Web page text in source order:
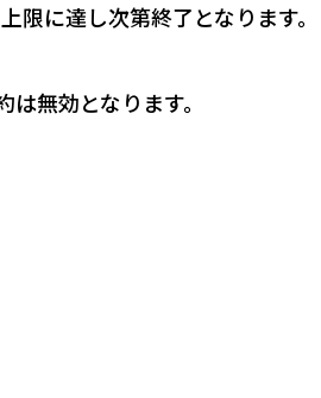
に達し次第終了となります。
無効となります。